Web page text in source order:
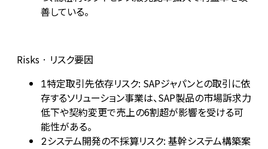
善している。
Risks · リスク要因
1特定取引先依存リスク: SAPジャパンとの取引に依
存するソリューション事業は、SAP製品の市場訴求力
低下や契約変更で売上の6割超が影響を受ける可
能性がある。
2システム開発の不採算リスク: 基幹システム構築案